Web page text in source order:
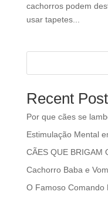
cachorros podem
usar tapetes...
Recent
Por que cães se
Estimulação Mental
CÃES QUE BRIGAM
Cachorro Baba e
O Famoso Comando